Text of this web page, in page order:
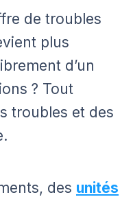
de troubles
plus
d’un
? Tout
troubles et des
des unités